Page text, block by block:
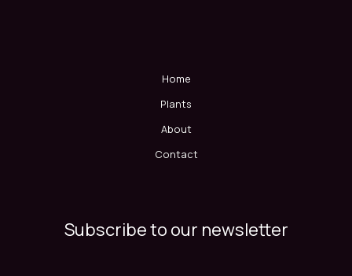
Home
Plants
About
Contact
Subscribe to our newsletter